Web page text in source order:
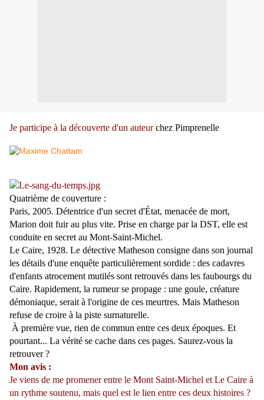
Je participe à la découverte d'un auteurchez Pimprenelle
Quatrième de couverture :
Paris, 2005. Détentrice d'un secret d'État, menacée de mort,
Marion doit fuir au plus vite. Prise en charge par la DST, elle est
conduite en secret au Mont-Saint-Michel.
Le Caire, 1928. Le détective Matheson consigne dans son journal
les détails d'une enquête particulièrement sordide : des cadavres
d'enfants atrocement mutilés sont retrouvés dans les faubourgs du
Caire. Rapidement, la rumeur se propage : une goule, créature
démoniaque, serait à l'origine de ces meurtres. Mais Matheson
refuse de croire à la piste surnaturelle.
À première vue, rien de commun entre ces deux époques. Et
pourtant... La vérité se cache dans ces pages. Saurez-vous la
retrouver ?
Mon avis :
Je viens de me promener entre le Mont Saint-Michel et Le Caire à
un rythme soutenu, mais quel est le lien entre ces deux histoires ?